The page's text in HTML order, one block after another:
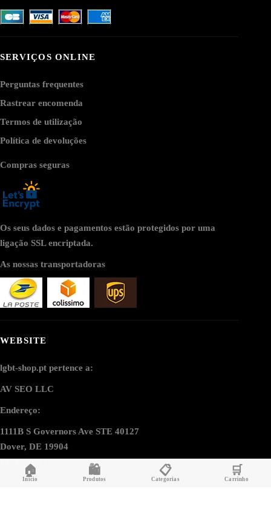
SERVIÇOS ONLINE
Perguntas frequentes
Rastrear encomenda
Termos de utilização
Política de devoluções
Compras seguras
Os seus dados e pagamentos estão protegidos por uma
ligação SSL encriptada.
As nossas transportadoras
WEBSITE
lgbt-shop.pt pertence a:
AV SEO LLC
Endereço:
1111B S Governors Ave STE 40127
Dover, DE 19904
EUA (USA)
🏠
Início
🛍️
Produtos
📋
Categorias
🛒
Carrinho